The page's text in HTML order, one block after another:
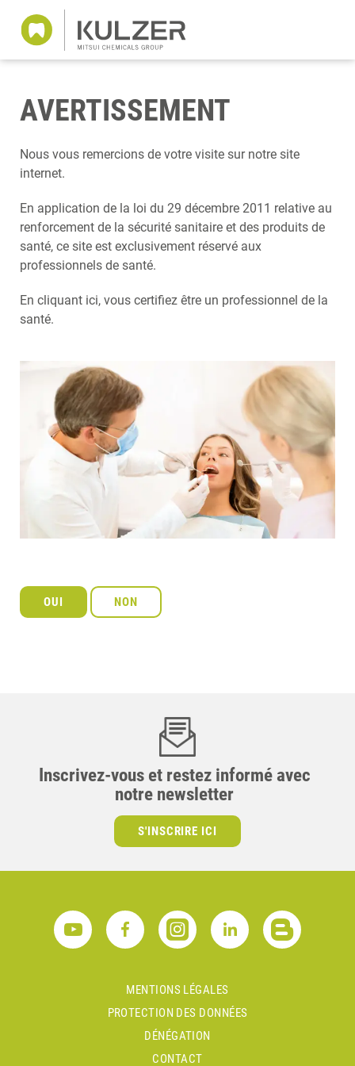
AVERTISSEMENT
Nous vous remercions de votre visite sur notre site
internet.
En application de la loi du 29 décembre 2011 relative au
renforcement de la sécurité sanitaire et des produits de
santé, ce site est exclusivement réservé aux
professionnels de santé.
En cliquant ici, vous certifiez être un professionnel de la
santé.
Inscrivez-vous et restez informé avec
notre newsletter
S'INSCRIRE ICI
MENTIONS LÉGALES
PROTECTION DES DONNÉES
DÉNÉGATION
CONTACT